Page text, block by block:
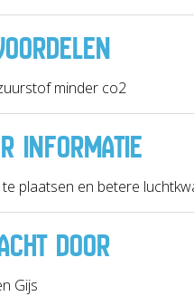
minder co2
INFORMATIE
plaatsen en betere
DOOR
Gijs